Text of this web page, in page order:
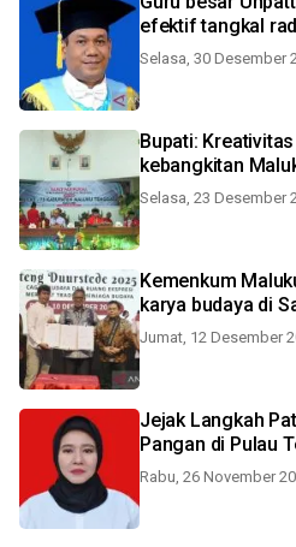
efektif tangkal
Selasa, 30 Desember
Bupati:
kebangkitan
Selasa, 23 Desember
Kemenkum
karya budaya di
Jumat, 12 Desember
Jejak Langkah
Pangan di Pulau
Rabu, 26 November